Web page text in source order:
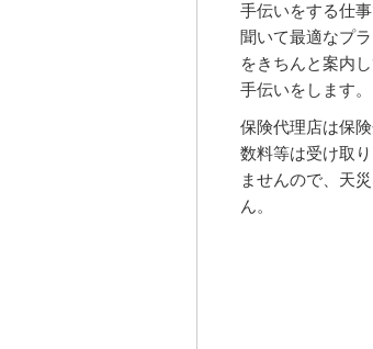
手伝いをする仕
聞いて最適なプ
をきちんと案内
手伝いをします。
保険代理店は保
数料等は受け取
ませんので、天
ん。